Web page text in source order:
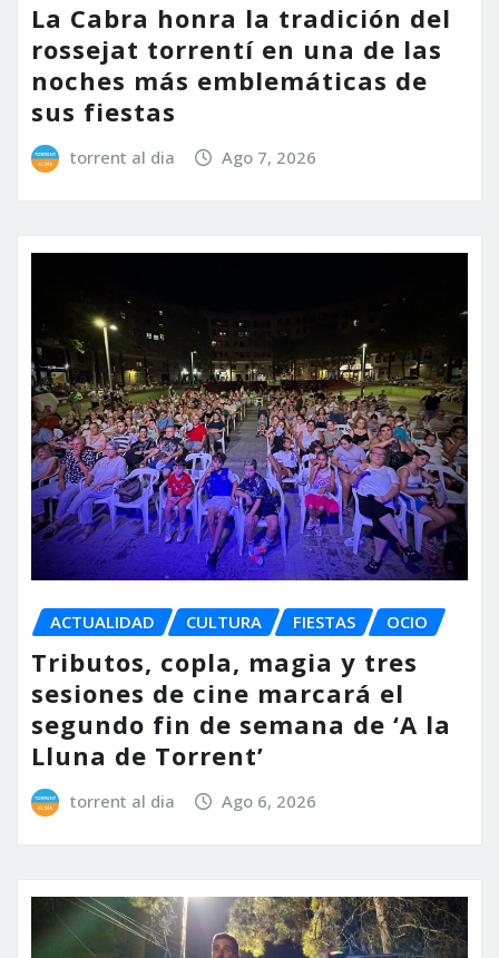
La Cabra honra la tradición del
rossejat torrentí en una de las
noches más emblemáticas de
sus fiestas
torrent al dia Ago 7, 2026
ACTUALIDAD CULTURA FIESTAS OCIO
Tributos, copla, magia y tres
sesiones de cine marcará el
segundo fin de semana de ‘A la
Lluna de Torrent’
torrent al dia Ago 6, 2026